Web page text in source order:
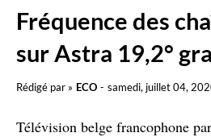
Fréquence des
sur Astra 19,2°
Rédigé par » ECO - samedi, juillet 04,
Télévision belge francophone